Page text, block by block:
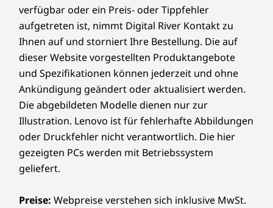
verfügbar oder ein Preis- oder Tippfehler
aufgetreten ist, nimmt Digital River Kontakt zu
Ihnen auf und storniert Ihre Bestellung. Die auf
dieser Website vorgestellten Produktangebote
und Spezifikationen können jederzeit und ohne
Ankündigung geändert oder aktualisiert werden.
Die abgebildeten Modelle dienen nur zur
Illustration. Lenovo ist für fehlerhafte Abbildungen
oder Druckfehler nicht verantwortlich. Die hier
gezeigten PCs werden mit Betriebssystem
geliefert.
Preise: Webpreise verstehen sich inklusive MwSt.